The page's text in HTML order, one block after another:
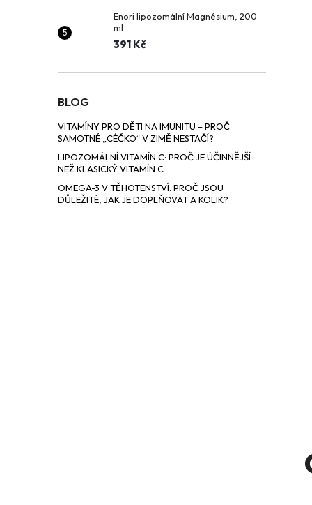
n
í
p
a
n
e
Enori lipozomální Magnésium, 200
ml
391 Kč
BLOG
VITAMÍNY PRO DĚTI NA IMUNITU – PROČ
SAMOTNÉ „CÉČKO“ V ZIMĚ NESTAČÍ?
LIPOZOMÁLNÍ VITAMÍN C: PROČ JE ÚČINNĚJŠÍ
NEŽ KLASICKÝ VITAMÍN C
OMEGA-3 V TĚHOTENSTVÍ: PROČ JSOU
DŮLEŽITÉ, JAK JE DOPLŇOVAT A KOLIK?